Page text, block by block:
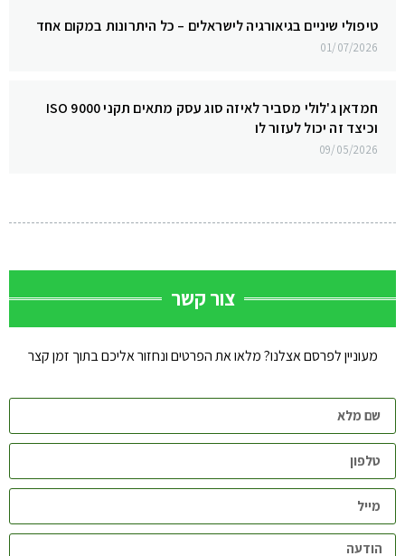
טיפולי שיניים בגיאורגיה לישראלים – כל היתרונות במקום אחד
01/07/2026
חמדאן ג'לולי מסביר לאיזה סוג עסק מתאים תקני ISO 9000
וכיצד זה יכול לעזור לו
09/05/2026
צור קשר
מעוניין לפרסם אצלנו? מלאו את הפרטים ונחזור אליכם בתוך זמן קצר